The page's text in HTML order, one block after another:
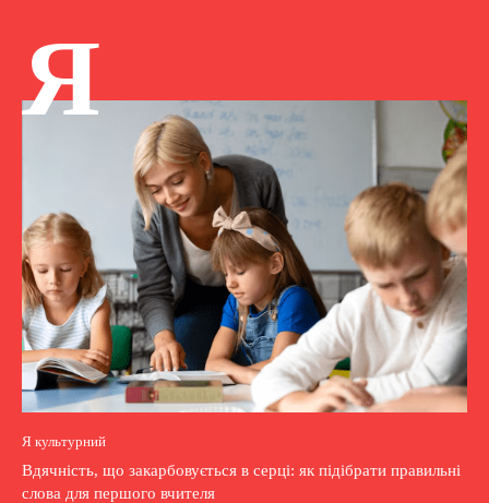
Я
Я культурний
Вдячність, що закарбовується в серці: як підібрати правильні
слова для першого вчителя